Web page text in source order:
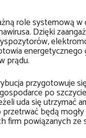
role systemową w
Dzięki
energetycznego
prądu.
przygotowuje
po
uda się utrzymać
będą
firm powiązanych ze